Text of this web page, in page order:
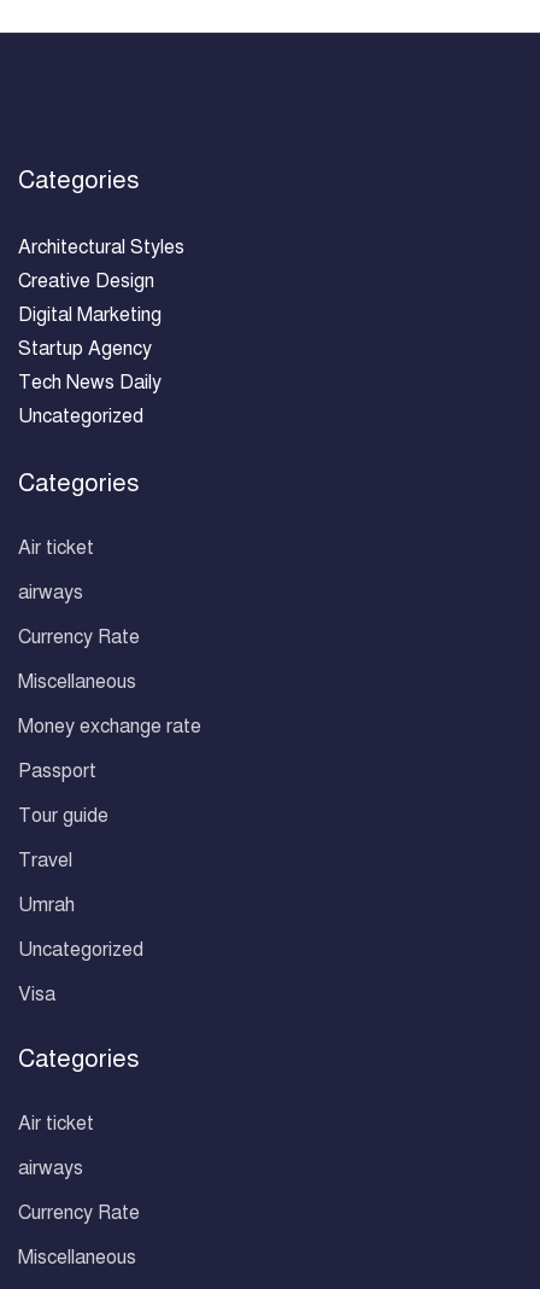
Categories
Architectural Styles
Creative Design
Digital Marketing
Startup Agency
Tech News Daily
Uncategorized
Categories
Air ticket
airways
Currency Rate
Miscellaneous
Money exchange rate
Passport
Tour guide
Travel
Umrah
Uncategorized
Visa
Categories
Air ticket
airways
Currency Rate
Miscellaneous